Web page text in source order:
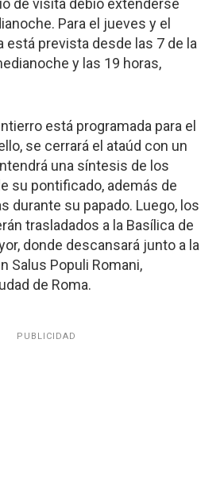
de visita debió extenderse
Para el jueves y el
está prevista desde las 7 de la
y las 19 horas,
está programada para el
se cerrará el ataúd con un
una síntesis de los
su pontificado, además de
durante su papado. Luego, los
trasladados a la Basílica de
donde descansará junto a la
Salus Populi Romani,
de Roma.
PUBLICIDAD